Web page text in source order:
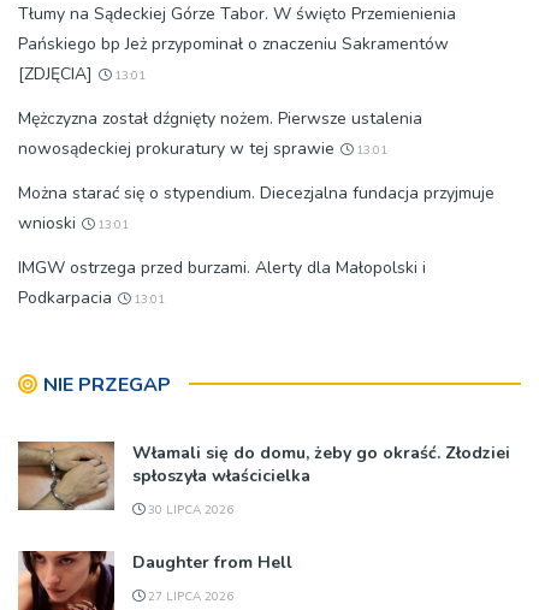
Tłumy na Sądeckiej Górze Tabor. W święto Przemienienia
Pańskiego bp Jeż przypominał o znaczeniu Sakramentów
[ZDJĘCIA]
13:01
Mężczyzna został dźgnięty nożem. Pierwsze ustalenia
nowosądeckiej prokuratury w tej sprawie
13:01
Można starać się o stypendium. Diecezjalna fundacja przyjmuje
wnioski
13:01
IMGW ostrzega przed burzami. Alerty dla Małopolski i
Podkarpacia
13:01
NIE PRZEGAP
Włamali się do domu, żeby go okraść. Złodziei
spłoszyła właścicielka
30 LIPCA 2026
Daughter from Hell
27 LIPCA 2026